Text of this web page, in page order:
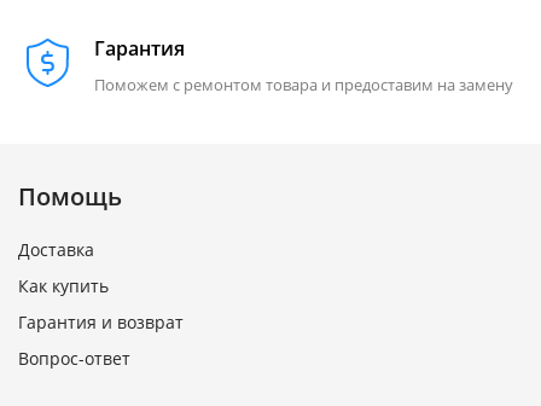
Гарантия
Поможем с ремонтом товара и предоставим на замену
Помощь
Доставка
Как купить
Гарантия и возврат
Вопрос-ответ